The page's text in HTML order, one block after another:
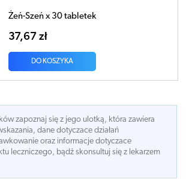
Żeń-Szeń x 30 tabletek
37,67 zł
DO KOSZYKA
zapoznaj się z jego ulotką, która zawiera
dane dotyczace działań
oraz informacje dotyczace
leczniczego, bądź skonsultuj się z lekarzem